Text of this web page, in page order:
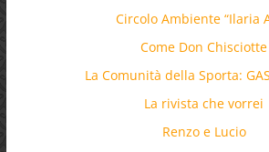
Circolo Ambiente “Ilaria
Come Don Chisciotte
La Comunità della Sporta:
La rivista che vorrei
Renzo e Lucio